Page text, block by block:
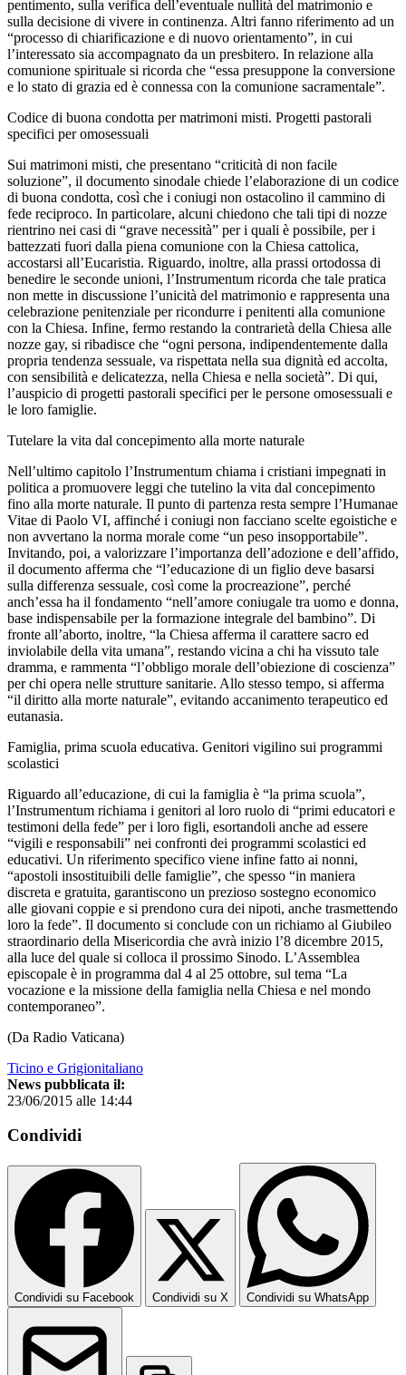
pentimento, sulla verifica dell’eventuale nullità del matrimonio e
sulla decisione di vivere in continenza. Altri fanno riferimento ad un
“processo di chiarificazione e di nuovo orientamento”, in cui
l’interessato sia accompagnato da un presbitero. In relazione alla
comunione spirituale si ricorda che “essa presuppone la conversione
e lo stato di grazia ed è connessa con la comunione sacramentale”.
Codice di buona condotta per matrimoni misti. Progetti pastorali
specifici per omosessuali
Sui matrimoni misti, che presentano “criticità di non facile
soluzione”, il documento sinodale chiede l’elaborazione di un codice
di buona condotta, così che i coniugi non ostacolino il cammino di
fede reciproco. In particolare, alcuni chiedono che tali tipi di nozze
rientrino nei casi di “grave necessità” per i quali è possibile, per i
battezzati fuori dalla piena comunione con la Chiesa cattolica,
accostarsi all’Eucaristia. Riguardo, inoltre, alla prassi ortodossa di
benedire le seconde unioni, l’Instrumentum ricorda che tale pratica
non mette in discussione l’unicità del matrimonio e rappresenta una
celebrazione penitenziale per ricondurre i penitenti alla comunione
con la Chiesa. Infine, fermo restando la contrarietà della Chiesa alle
nozze gay, si ribadisce che “ogni persona, indipendentemente dalla
propria tendenza sessuale, va rispettata nella sua dignità ed accolta,
con sensibilità e delicatezza, nella Chiesa e nella società”. Di qui,
l’auspicio di progetti pastorali specifici per le persone omosessuali e
le loro famiglie.
Tutelare la vita dal concepimento alla morte naturale
Nell’ultimo capitolo l’Instrumentum chiama i cristiani impegnati in
politica a promuovere leggi che tutelino la vita dal concepimento
fino alla morte naturale. Il punto di partenza resta sempre l’Humanae
Vitae di Paolo VI, affinché i coniugi non facciano scelte egoistiche e
non avvertano la norma morale come “un peso insopportabile”.
Invitando, poi, a valorizzare l’importanza dell’adozione e dell’affido,
il documento afferma che “l’educazione di un figlio deve basarsi
sulla differenza sessuale, così come la procreazione”, perché
anch’essa ha il fondamento “nell’amore coniugale tra uomo e donna,
base indispensabile per la formazione integrale del bambino”. Di
fronte all’aborto, inoltre, “la Chiesa afferma il carattere sacro ed
inviolabile della vita umana”, restando vicina a chi ha vissuto tale
dramma, e rammenta “l’obbligo morale dell’obiezione di coscienza”
per chi opera nelle strutture sanitarie. Allo stesso tempo, si afferma
“il diritto alla morte naturale”, evitando accanimento terapeutico ed
eutanasia.
Famiglia, prima scuola educativa. Genitori vigilino sui programmi
scolastici
Riguardo all’educazione, di cui la famiglia è “la prima scuola”,
l’Instrumentum richiama i genitori al loro ruolo di “primi educatori e
testimoni della fede” per i loro figli, esortandoli anche ad essere
“vigili e responsabili” nei confronti dei programmi scolastici ed
educativi. Un riferimento specifico viene infine fatto ai nonni,
“apostoli insostituibili delle famiglie”, che spesso “in maniera
discreta e gratuita, garantiscono un prezioso sostegno economico
alle giovani coppie e si prendono cura dei nipoti, anche trasmettendo
loro la fede”. Il documento si conclude con un richiamo al Giubileo
straordinario della Misericordia che avrà inizio l’8 dicembre 2015,
alla luce del quale si colloca il prossimo Sinodo. L’Assemblea
episcopale è in programma dal 4 al 25 ottobre, sul tema “La
vocazione e la missione della famiglia nella Chiesa e nel mondo
contemporaneo”.
(Da Radio Vaticana)
Ticino e Grigionitaliano
News pubblicata il:
23/06/2015 alle 14:44
Condividi
Condividi su Facebook Condividi su X Condividi su WhatsApp